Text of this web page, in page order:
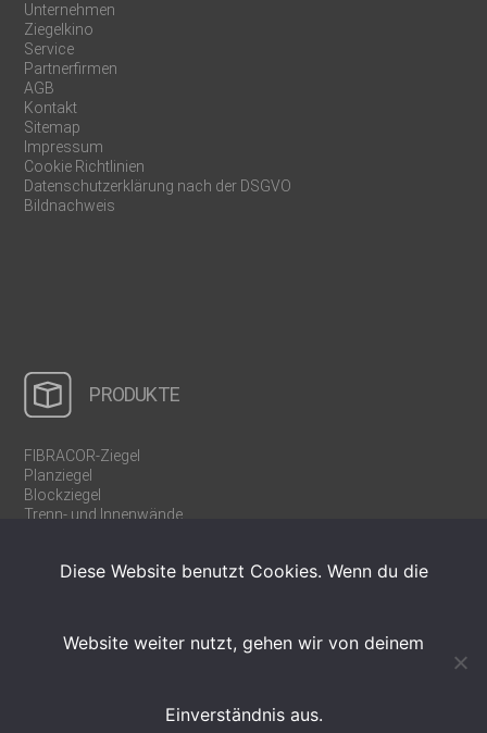
Unternehmen
Ziegelkino
Service
Partnerfirmen
AGB
Kontakt
Sitemap
Impressum
Cookie Richtlinien
Datenschutzerklärung nach der DSGVO
Bildnachweis
PRODUKTE
FIBRACOR-Ziegel
Planziegel
Blockziegel
Trenn- und Innenwände
Ergänzungsprodukte
Diese Website benutzt Cookies. Wenn du die
Website weiter nutzt, gehen wir von deinem
Einverständnis aus.